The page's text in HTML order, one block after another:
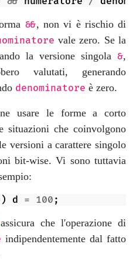
&&, non vi è rischio di
vale zero. Se la
la versione singola &,
valutati, generando
denominatore è zero.
usare le forme a corto
che coinvolgono
versioni a carattere singolo
bit-wise. Vi sono tuttavia
) d = 100 ;
assicura che l'operazione di
indipendentemente dal fatto